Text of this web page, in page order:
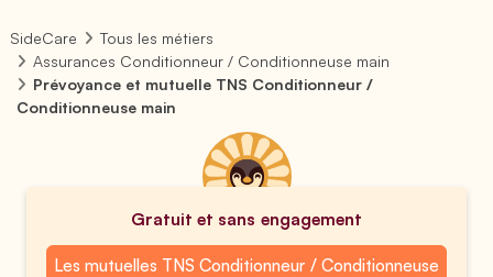
SideCare
Tous les métiers
Assurances Conditionneur / Conditionneuse main
Prévoyance et mutuelle TNS Conditionneur /
Conditionneuse main
Gratuit et sans engagement
Les mutuelles TNS Conditionneur / Conditionneuse